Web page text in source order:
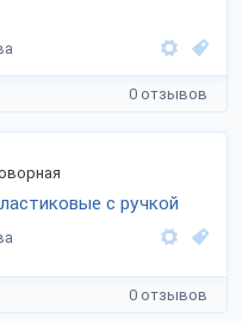
0 отзывов
с ручкой
0 отзывов